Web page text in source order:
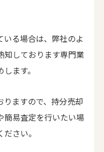
る場合は、弊社のよ
知しております専門業
ます。
ますので、持分売却
簡易査定を行いたい場
さい。